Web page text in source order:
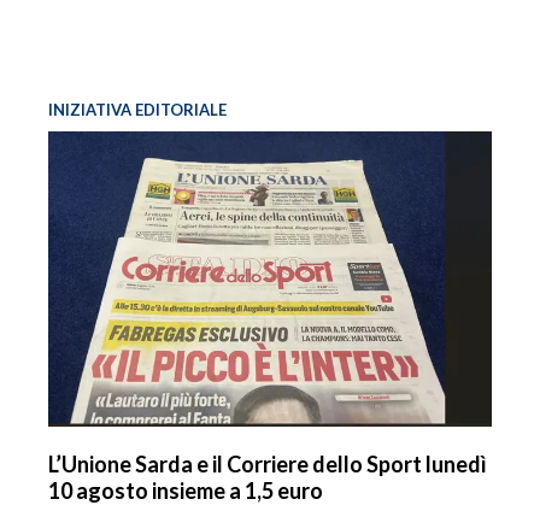
INIZIATIVA EDITORIALE
L’Unione Sarda e il Corriere dello Sport lunedì
10 agosto insieme a 1,5 euro